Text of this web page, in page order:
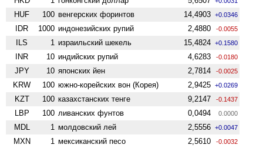
HUF 100 венгерских форинтов 14,4903 +0.0346
IDR 1000 индонезийских рупий 2,4880 -0.0055
ILS 1 израильский шекель 15,4824 +0.1580
INR 10 индийских рупий 4,6283 -0.0180
JPY 10 японских йен 2,7814 -0.0025
KRW 100 южно-корейских вон (Корея) 2,9425 +0.0269
KZT 100 казахстанских тенге 9,2147 -0.1437
LBP 100 ливанских фунтов 0,0494 0.0000
MDL 1 молдовский лей 2,5556 +0.0047
MXN 1 мексиканский песо 2,5610 -0.0032